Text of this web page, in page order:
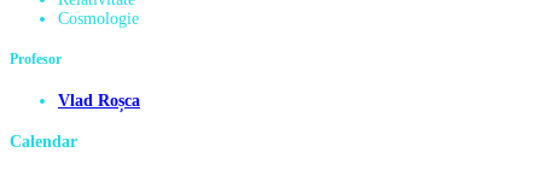
Cosmologie
Profesor
Vlad Roșca
Calendar